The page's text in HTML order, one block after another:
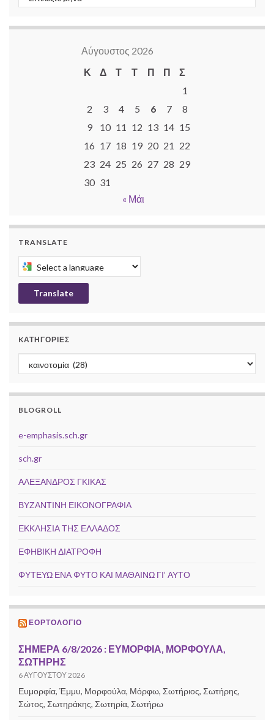
Αύγουστος 2026
Κ
Δ Τ Τ Π Π
Σ
1
2
3 4 5 6 7
8
9
10 11 12 13 14 15
16 17 18 19 20 21 22
23 24 25 26 27 28 29
30 31
« Μάι
TRANSLATE
Select a language to translate this page
Translate
KΑΤΗΓΟΡΊΕΣ
Kατηγορίες
BLOGROLL
e-emphasis.sch.gr
sch.gr
ΑΛΕΞΑΝΔΡΟΣ ΓΚΙΚΑΣ
ΒΥΖΑΝΤΙΝΗ ΕΙΚΟΝΟΓΡΑΦΙΑ
ΕΚΚΛΗΣΙΑ ΤΗΣ ΕΛΛΑΔΟΣ
ΕΦΗΒΙΚΗ ΔΙΑΤΡΟΦΗ
ΦΥΤΕΥΩ ΕΝΑ ΦΥΤΟ ΚΑΙ ΜΑΘΑΙΝΩ ΓΙ’ ΑΥΤΟ
ΕΟΡΤΟΛΌΓΙΟ
ΣΗΜΕΡΑ 6/8/2026 : ΕΥΜΟΡΦΙΑ, ΜΟΡΦΟΥΛΑ,
ΣΩΤΗΡΗΣ
6 ΑΥΓΟΎΣΤΟΥ 2026
Ευμορφία, Έμμυ, Μορφούλα, Μόρφω, Σωτήριος, Σωτήρης,
Σώτος, Σωτηράκης, Σωτηρία, Σωτήρω